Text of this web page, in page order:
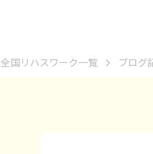
全国リハスワーク一覧 ブログ